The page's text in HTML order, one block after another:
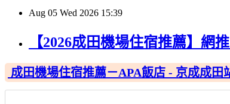
Aug 05 Wed 2026 15:39
【2026成田機場住宿推薦】網
成田機場住宿推薦－APA飯店 - 京成成